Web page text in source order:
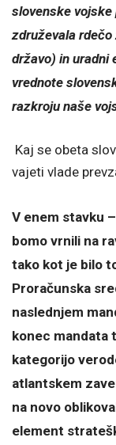
slovenske vojske
združevala
državo) in uradni
vrednote
razkroju naše
Kaj se obeta
vajeti vlade
V enem stavku
bomo vrnili na
tako kot je bilo
Proračunska
naslednjem
konec mandata
kategorijo
atlantskem
na novo
element